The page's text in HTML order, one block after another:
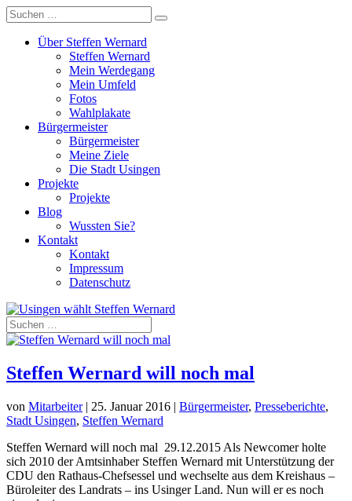
Über Steffen Wernard
Steffen Wernard
Mein Werdegang
Mein Umfeld
Fotos
Wahlplakate
Bürgermeister
Bürgermeister
Meine Ziele
Die Stadt Usingen
Projekte
Projekte
Blog
Wussten Sie?
Kontakt
Kontakt
Impressum
Datenschutz
Steffen Wernard will noch mal
von Mitarbeiter| 25. Januar 2016 | Bürgermeister, Presseberichte,
Stadt Usingen, Steffen Wernard
Steffen Wernard will noch mal 29.12.2015 Als Newcomer holte
sich 2010 der Amtsinhaber Steffen Wernard mit Unterstützung der
CDU den Rathaus-Chefsessel und wechselte aus dem Kreishaus –
Büroleiter des Landrats – ins Usinger Land. Nun will er es noch